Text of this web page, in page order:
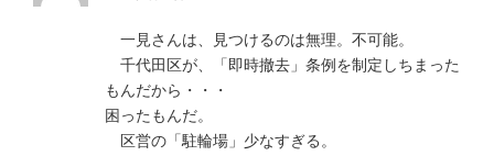
一見さんは、見つけるのは無理。不可能。
千代田区が、「即時撤去」条例を制定しちまった
もんだから・・・
困ったもんだ。
区営の「駐輪場」少なすぎる。